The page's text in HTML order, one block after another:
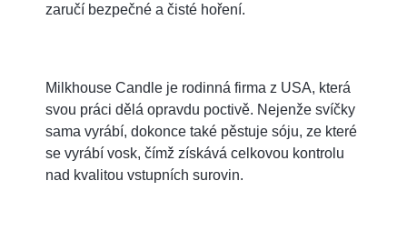
zaručí bezpečné a čisté hoření.
Milkhouse Candle je rodinná firma z USA, která
svou práci dělá opravdu poctivě. Nejenže svíčky
sama vyrábí, dokonce také pěstuje sóju, ze které
se vyrábí vosk, čímž získává celkovou kontrolu
nad kvalitou vstupních surovin.